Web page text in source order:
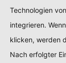
Technologien
integrieren.
klicken, werden
Nach erfolgter